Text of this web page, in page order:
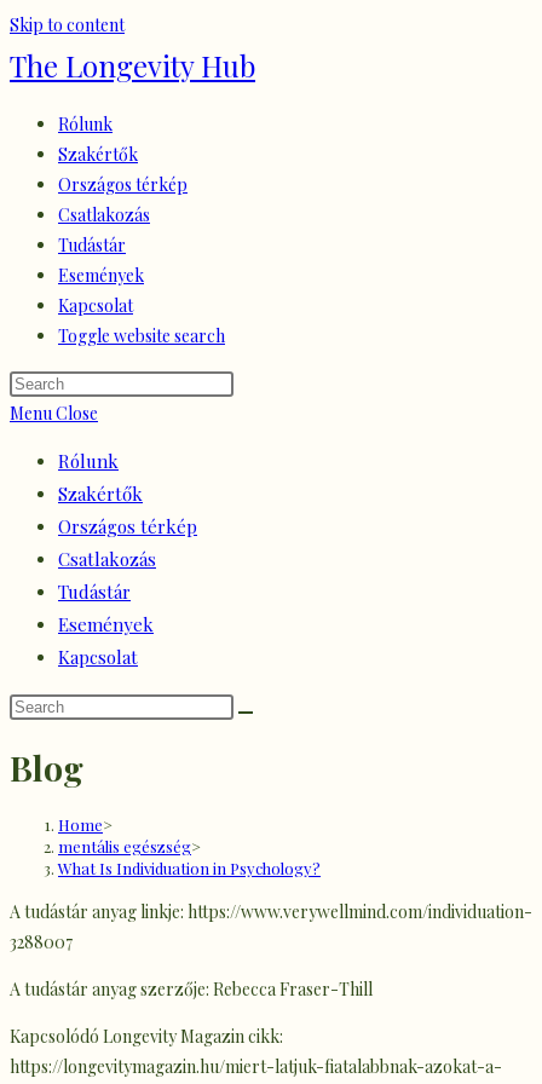
Skip to content
The Longevity Hub
Rólunk
Szakértők
Országos térkép
Csatlakozás
Tudástár
Események
Kapcsolat
Toggle website search
MenuClose
Rólunk
Szakértők
Országos térkép
Csatlakozás
Tudástár
Események
Kapcsolat
Blog
Home>
mentális egészség>
What Is Individuation in Psychology?
A tudástár anyag linkje: https://www.verywellmind.com/individuation-
3288007
A tudástár anyag szerzője: Rebecca Fraser-Thill
Kapcsolódó Longevity Magazin cikk:
https://longevitymagazin.hu/miert-latjuk-fiatalabbnak-azokat-a-